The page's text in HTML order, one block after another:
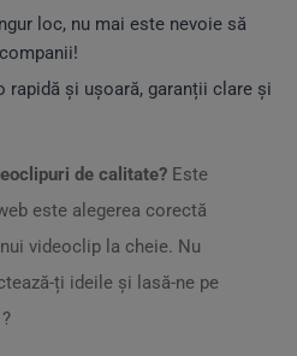
loc, nu mai este nevoie să
rapidă și ușoară, garanții clare și
de calitate? Este
este alegerea corectă
videoclip la cheie. Nu
ți ideile și lasă-ne pe